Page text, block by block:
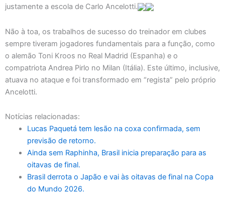
justamente a escola de Carlo Ancelotti.
Não à toa, os trabalhos de sucesso do treinador em clubes
sempre tiveram jogadores fundamentais para a função, como
o alemão Toni Kroos no Real Madrid (Espanha) e o
compatriota Andrea Pirlo no Milan (Itália). Este último, inclusive,
atuava no ataque e foi transformado em “regista” pelo próprio
Ancelotti.
Notícias relacionadas:
Lucas Paquetá tem lesão na coxa confirmada, sem
previsão de retorno.
Ainda sem Raphinha, Brasil inicia preparação para as
oitavas de final.
Brasil derrota o Japão e vai às oitavas de final na Copa
do Mundo 2026.